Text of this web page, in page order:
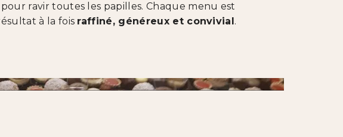
pour ravir toutes les papilles. Chaque menu est
à la fois raffiné, généreux et convivial.